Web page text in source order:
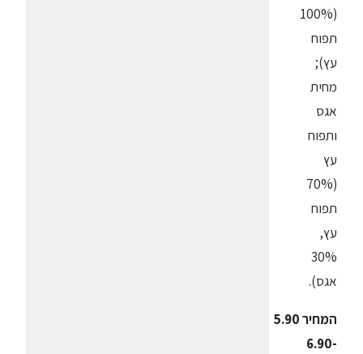
(100%
תפוח
עץ);
מחית
אגס
ותפוח
עץ
(70%
תפוח
עץ,
30%
אגס).
המחיר 5.90
-6.90